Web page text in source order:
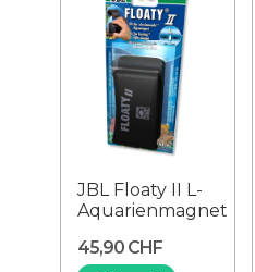
JBL Floaty II L-
Aquarienmagnet
45,90 CHF